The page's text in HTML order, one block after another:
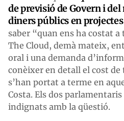
de previsió de Govern i
diners públics en
saber “quan ens ha costat
The Cloud, demà mateix,
oral i una demanda
conèixer en detall el cost de
s’han portat a terme en
Costa. Els dos
indignats amb la qüestió.